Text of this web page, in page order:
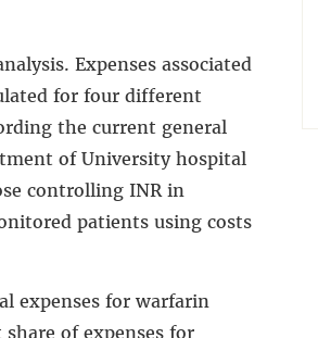
Expenses associated
for four different
the current general
of University hospital
controlling INR in
patients using costs
expenses for warfarin
of expenses for